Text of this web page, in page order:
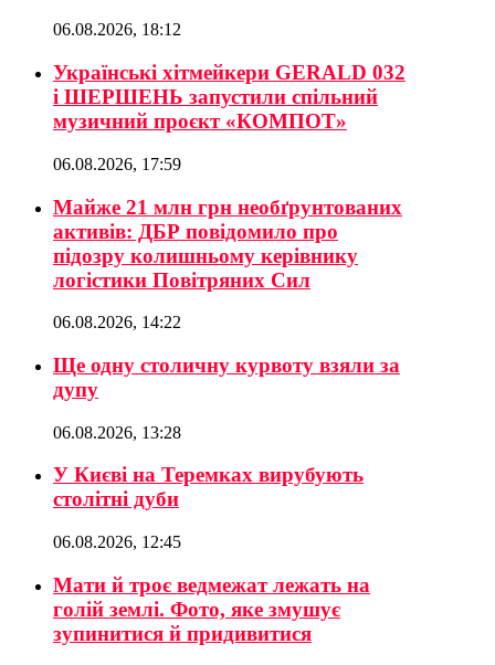
06.08.2026, 18:12
Українські хітмейкери GERALD 032
і ШЕРШЕНЬ запустили спільний
музичний проєкт «КОМПОТ»
06.08.2026, 17:59
Майже 21 млн грн необґрунтованих
активів: ДБР повідомило про
підозру колишньому керівнику
логістики Повітряних Сил
06.08.2026, 14:22
Ще одну столичну курвоту взяли за
дупу
06.08.2026, 13:28
У Києві на Теремках вирубують
столітні дуби
06.08.2026, 12:45
Мати й троє ведмежат лежать на
голій землі. Фото, яке змушує
зупинитися й придивитися